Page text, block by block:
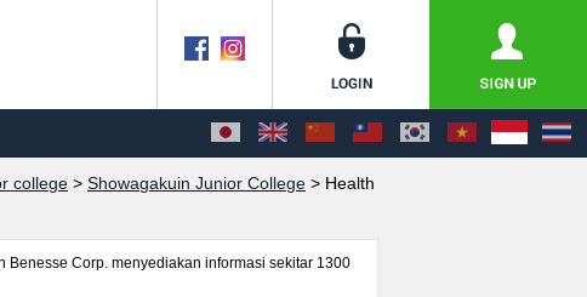
college > Showagakuin Junior College > Health
Benesse Corp. menyediakan informasi sekitar 1300